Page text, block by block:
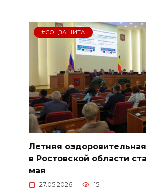
#СОЦЗАЩИТА
Летняя
в Ростовской области
мая
27.05.2026 15